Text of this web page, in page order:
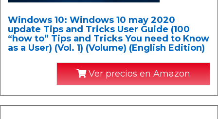
Windows 10: Windows 10 may 2020
update Tips and Tricks User Guide (100
“how to” Tips and Tricks You need to Know
as a User) (Vol. 1) (Volume) (English Edition)
Ver precios en Amazon